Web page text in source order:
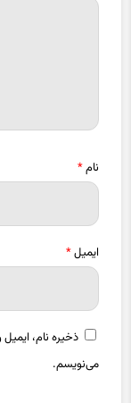
نام*
ایمیل*
ذخیره نام،
می‌نویسم.